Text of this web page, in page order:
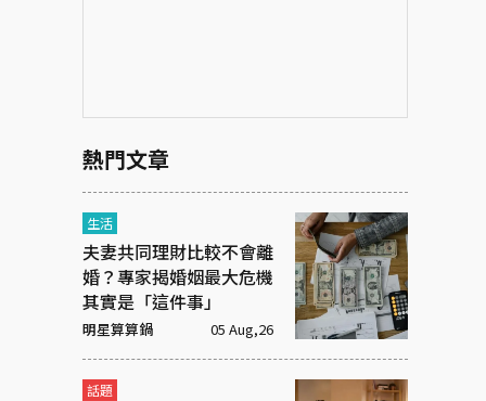
熱門文章
生活
夫妻共同理財比較不會離
婚？專家揭婚姻最大危機
其實是「這件事」
明星算算鍋 05 Aug,26
話題